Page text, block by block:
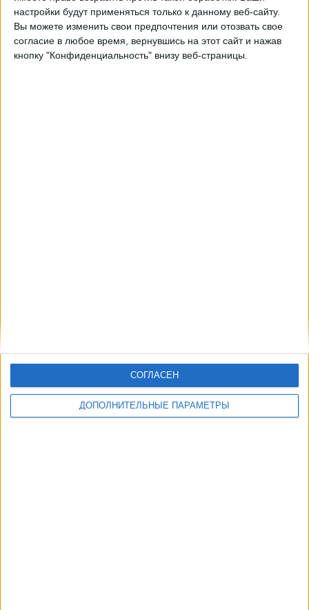
настройки будут применяться только к данному веб-сайту.
Вы можете изменить свои предпочтения или отозвать свое
согласие в любое время, вернувшись на этот сайт и нажав
кнопку "Конфиденциальность" внизу веб-страницы.
ДОПОЛНИТЕЛЬНЫЕ ПАРАМЕТРЫ
СОГЛАСЕН
Вторник, 29.09.2026
21:45
Лига наций УЕФА
Групповой этап